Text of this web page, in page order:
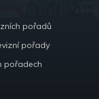
pořadů
pořady
pořadech